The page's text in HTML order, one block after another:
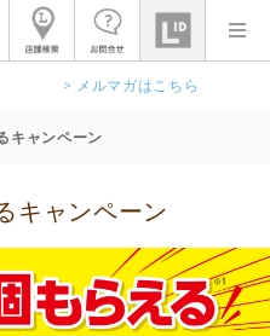
> メルマガはこちら
キャンペーン
キャンペーン